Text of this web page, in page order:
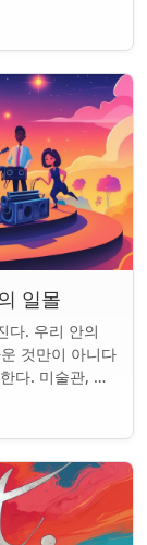
일몰
다. 우리 안의
것만이 아니다
다. 미술관, 화